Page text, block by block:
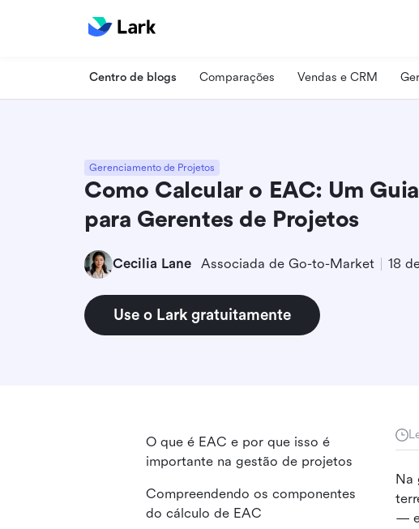
Centro de blogs Comparações Vendas e CRM
Gerenciamento de Projetos
Como Calcular o EAC: Um
para Gerentes de Projetos
Cecilia Lane Associada de Go-to-Market 18
Use o Lark gratuitamente
Na
— e
O que é EAC e por que isso é
importante na gestão de projetos
Compreendendo os componentes
do cálculo de EAC